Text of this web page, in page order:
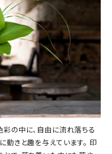
の中に、自由に流れ落ちる
動きと趣を与えています。 印